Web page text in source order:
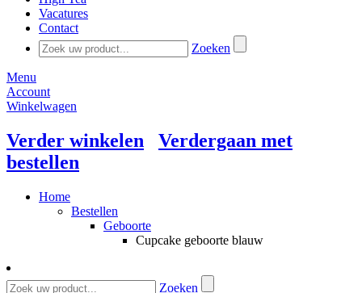
Vacatures
Contact
Zoeken
Menu
Account
Winkelwagen
Verder winkelen
Verdergaan met
bestellen
Home
Bestellen
Geboorte
Cupcake geboorte blauw
Zoeken